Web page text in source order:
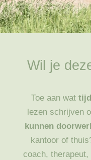
Wil je
Toe aan wat
lezen schrijven
kunnen
kantoor of
coach,